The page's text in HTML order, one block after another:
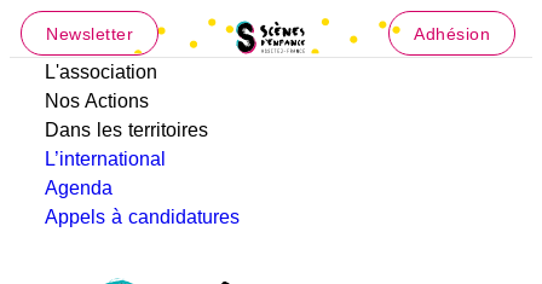
Newsletter Adhésion
L'association
Nos Actions
Dans les territoires
L’international
Agenda
Appels à candidatures